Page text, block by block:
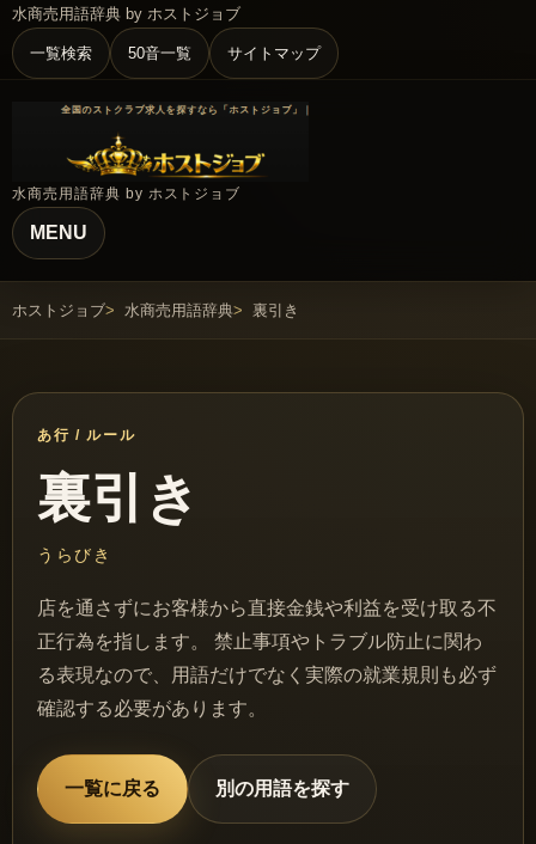
水商売用語辞典 by ホストジョブ
一覧検索 50音一覧 サイトマップ
水商売用語辞典 by ホストジョブ
MENU
ホストジョブ 水商売用語辞典 裏引き
あ行 / ルール
裏引き
うらびき
店を通さずにお客様から直接金銭や利益を受け取る不
正行為を指します。 禁止事項やトラブル防止に関わ
る表現なので、用語だけでなく実際の就業規則も必ず
確認する必要があります。
一覧に戻る 別の用語を探す